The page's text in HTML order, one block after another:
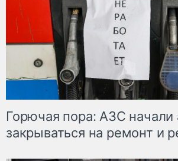
Горючая пора: АЗС начали
закрываться на ремонт и